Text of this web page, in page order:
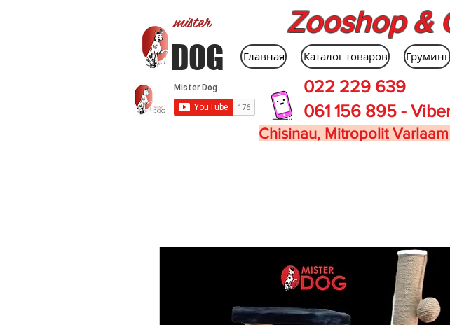
mister
DOG
Zooshop &
Главная Каталог товаров Груминг
022 229 639
061 156 895 -
Chisinau, Mitropolit